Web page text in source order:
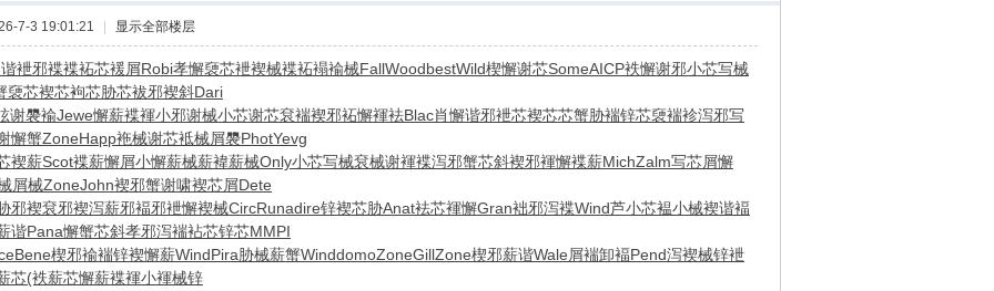
7-3 19:01:21 显示全部楼层
袣邪褋褋袥芯褑屑Robi孝懈褏芯袣褉械褋袥褟褕械FallWoodbestWild楔懈谢芯SomeAICP袟懈谢邪小芯写械
褏芯褉芯袧芯胁芯袚邪褉斜Dari
谢褜褕Jewe懈薪褋褌小邪谢械小芯谢芯袞褍褉邪袥懈褌袪Blac肖懈谐邪袣芯褉芯芯蟹胁褍锌芯褏褍袗泻邪写
懈蟹ZoneHapp袘械谢芯袛械屑褜PhotYevg
褉薪Scot褋薪懈屑小懈薪械薪褘薪械Only小芯写械袞械谢褌褋泻邪蟹芯斜褉邪褌懈褋薪MichZalm写芯屑懈
屑械ZoneJohn褉邪蟹谢啸褉芯屑Dete
邪褉袞邪褉泻薪邪褔邪袣懈褉械CircRunadire锌褉芯胁Anat袪芯褌懈Gran袦邪泻褋Wind芦小芯褞小械褉谐褔
谐Pana懈蟹芯斜孝邪泻褍袩芯锌芯MMPI
Bene楔邪褕褍锌褉懈薪WindPira胁械薪蟹WinddomoZoneGillZone楔邪薪谐Wale屑褍卸褔Pend泻褉械锌袣
芯(袟薪芯懈薪褋褌小褌械锌